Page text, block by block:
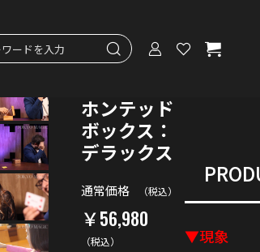
ホンテッド
ボックス：
デラックス
通常価格 （税込）
￥56,980
（税込） ▼現象